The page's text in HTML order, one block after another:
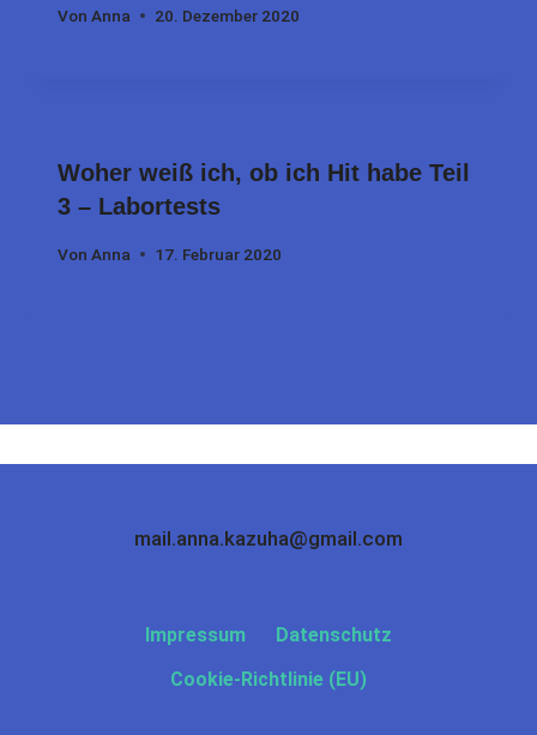
Von Anna 20. Dezember 2020
Woher weiß ich, ob ich Hit habe Teil
3 – Labortests
Von Anna 17. Februar 2020
mail.anna.kazuha@gmail.com
Impressum
Datenschutz
Cookie-Richtlinie (EU)